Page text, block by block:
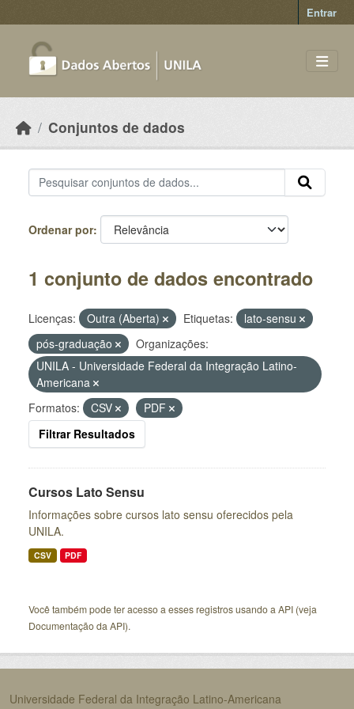
Entrar
Conjuntos de dados
Ordenar por
1 conjunto de dados encontrado
Licenças: Outra (Aberta) Etiquetas:
lato-sensu
pós-graduação
Organizações:
UNILA - Universidade Federal da Integração Latino-
Americana
Formatos:
CSV
PDF
Filtrar Resultados
Cursos Lato Sensu
Informações sobre cursos lato sensu oferecidos pela
UNILA.
CSV PDF
Você também pode ter acesso a esses registros usando a API (veja
Documentação da API).
Universidade Federal da Integração Latino-Americana